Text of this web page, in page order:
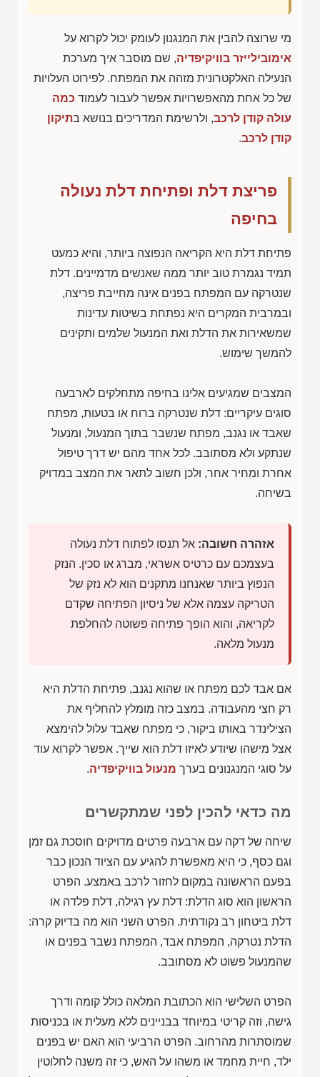
מי שרוצה להבין את המנגנון לעומק יכול לקרוא על
אימובילייזר בוויקיפדיה, שם מוסבר איך מערכת
הנעילה האלקטרונית מזהה את המפתח. לפירוט העלויות
של כל אחת מהאפשרויות אפשר לעבור לעמוד כמה
עולה קודן לרכב, ולרשימת המדריכים בנושא בתיקון
קודן לרכב.
פריצת דלת ופתיחת דלת נעולה
בחיפה
פתיחת דלת היא הקריאה הנפוצה ביותר, והיא כמעט
תמיד נגמרת טוב יותר ממה שאנשים מדמיינים. דלת
שנטרקה עם המפתח בפנים אינה מחייבת פריצה,
ובמרבית המקרים היא נפתחת בשיטות עדינות
שמשאירות את הדלת ואת המנעול שלמים ותקינים
להמשך שימוש.
המצבים שמגיעים אלינו בחיפה מתחלקים לארבעה
סוגים עיקריים: דלת שנטרקה ברוח או בטעות, מפתח
שאבד או נגנב, מפתח שנשבר בתוך המנעול, ומנעול
שנתקע ולא מסתובב. לכל אחד מהם יש דרך טיפול
אחרת ומחיר אחר, ולכן חשוב לתאר את המצב במדויק
בשיחה.
אזהרה חשובה: אל תנסו לפתוח דלת נעולה
בעצמכם עם כרטיס אשראי, מברג או סכין. הנזק
הנפוץ ביותר שאנחנו מתקנים הוא לא נזק של
הטריקה עצמה אלא של ניסיון הפתיחה שקדם
לקריאה, והוא הופך פתיחה פשוטה להחלפת
מנעול מלאה.
אם אבד לכם מפתח או שהוא נגנב, פתיחת הדלת היא
רק חצי מהעבודה. במצב כזה מומלץ להחליף את
הצילינדר באותו ביקור, כי מפתח שאבד עלול להימצא
אצל מישהו שיודע לאיזו דלת הוא שייך. אפשר לקרוא עוד
על סוגי המנגנונים בערך מנעול בוויקיפדיה.
מה כדאי להכין לפני שמתקשרים
שיחה של דקה עם ארבעה פרטים מדויקים חוסכת גם זמן
וגם כסף, כי היא מאפשרת להגיע עם הציוד הנכון כבר
בפעם הראשונה במקום לחזור לרכב באמצע. הפרט
הראשון הוא סוג הדלת: דלת עץ רגילה, דלת פלדה או
דלת ביטחון רב נקודתית. הפרט השני הוא מה בדיוק קרה:
הדלת נטרקה, המפתח אבד, המפתח נשבר בפנים או
שהמנעול פשוט לא מסתובב.
הפרט השלישי הוא הכתובת המלאה כולל קומה ודרך
גישה, וזה קריטי במיוחד בבניינים ללא מעלית או בכניסות
שמוסתרות מהרחוב. הפרט הרביעי הוא האם יש בפנים
ילד, חיית מחמד או משהו על האש, כי זה משנה לחלוטין